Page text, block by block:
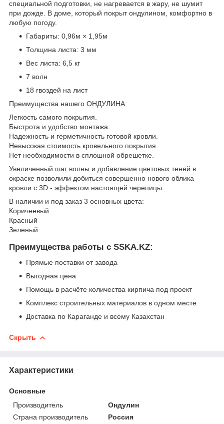
специальной подготовки, не нагревается в жару, не шумит
при дожде. В доме, который покрыт ондулином, комфортно в
любую погоду.
Габариты: 0,96м × 1,95м
Толщина листа: 3 мм
Вес листа: 6,5 кг
7 волн
18 гвоздей на лист
Преимущества нашего ОНДУЛИНА:
Легкость самого покрытия.
Быстрота и удобство монтажа.
Надежность и герметичность готовой кровли.
Невысокая стоимость кровельного покрытия.
Нет необходимости в сплошной обрешетке.
Увеличенный шаг волны и добавление цветовых теней в
окраске позволили добиться совершенно нового облика
кровли с 3D - эффектом настоящей черепицы.
В наличии и под заказ 3 основных цвета:
Коричневый
Красный
Зеленый
Преимущества работы с SSKA.KZ:
Прямые поставки от завода
Выгодная цена
Помощь в расчёте количества кирпича под проект
Комплекс строительных материалов в одном месте
Доставка по Караганде и всему Казахстан
Скрыть
Характеристики
Основные
Производитель
Ондулин
Страна производитель
Россия